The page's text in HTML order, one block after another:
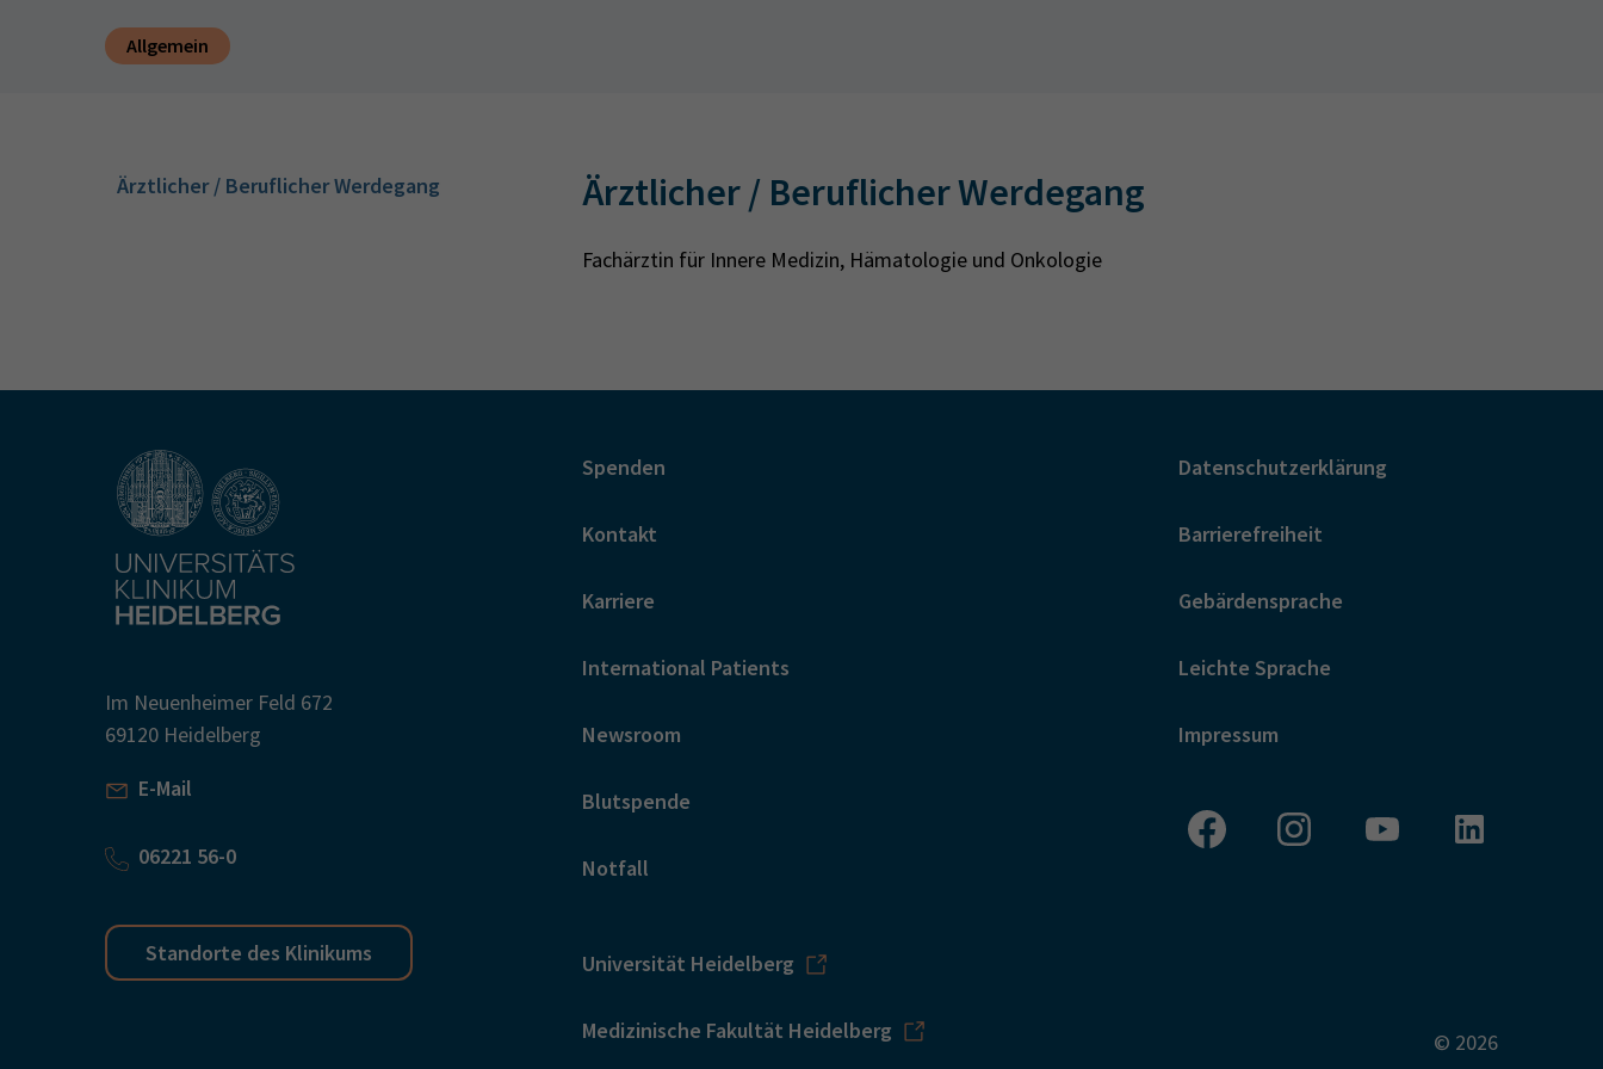
Allgemein
Ärztlicher / Beruflicher Werdegang Ärztlicher / Beruflicher Werdegang
Fachärztin für Innere Medizin, Hämatologie und Onkologie
Im Neuenheimer Feld 672
69120 Heidelberg
E-Mail
06221 56-0
Standorte des Klinikums
Spenden
Kontakt
Karriere
International Patients
Newsroom
Blutspende
Notfall
Universität Heidelberg
Medizinische Fakultät Heidelberg
Datenschutzerklärung
Barrierefreiheit
Gebärdensprache
Leichte Sprache
Impressum
© 2026